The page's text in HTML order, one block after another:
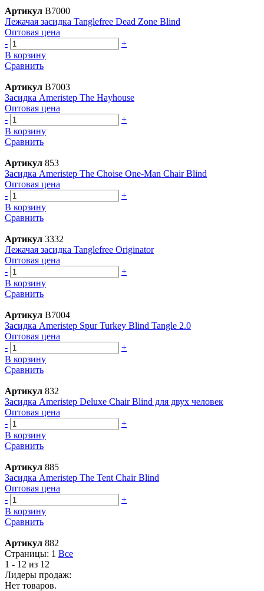
Артикул B7000
Лежачая засидка Tanglefree Dead Zone Blind
Оптовая цена
-
+
В корзину
Сравнить
Артикул B7003
Засидка Ameristep The Hayhouse
Оптовая цена
-
+
В корзину
Сравнить
Артикул 853
Засидка Ameristep The Choise One-Man Chair Blind
Оптовая цена
-
+
В корзину
Сравнить
Артикул 3332
Лежачая засидка Tanglefree Originator
Оптовая цена
-
+
В корзину
Сравнить
Артикул B7004
Засидка Ameristep Spur Turkey Blind Tangle 2.0
Оптовая цена
-
+
В корзину
Сравнить
Артикул 832
Засидка Ameristep Deluxe Chair Blind для двух человек
Оптовая цена
-
+
В корзину
Сравнить
Артикул 885
Засидка Ameristep The Tent Chair Blind
Оптовая цена
-
+
В корзину
Сравнить
Артикул 882
Страницы: 1 Все
1 - 12 из 12
Лидеры продаж:
Нет товаров.